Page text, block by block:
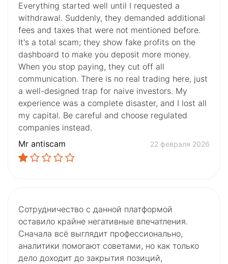
Everything started well until I requested a
withdrawal. Suddenly, they demanded additional
fees and taxes that were not mentioned before.
It's a total scam; they show fake profits on the
dashboard to make you deposit more money.
When you stop paying, they cut off all
communication. There is no real trading here, just
a well-designed trap for naive investors. My
experience was a complete disaster, and I lost all
my capital. Be careful and choose regulated
companies instead.
Mr antiscam
22 февраля 2026
Сотрудничество с данной платформой
оставило крайне негативные впечатления.
Сначала всё выглядит профессионально,
аналитики помогают советами, но как только
дело доходит до закрытия позиций,